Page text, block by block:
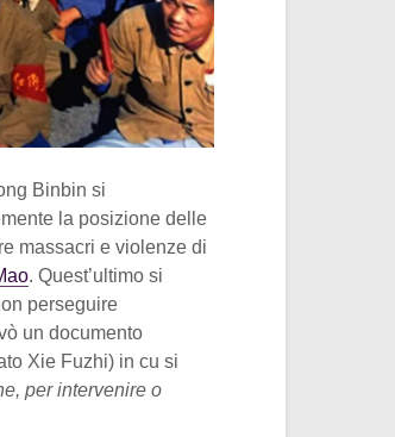
Binbin si
la posizione delle
massacri e violenze di
. Quest’ultimo si
perseguire
un documento
Xie Fuzhi) in cu si
per intervenire o